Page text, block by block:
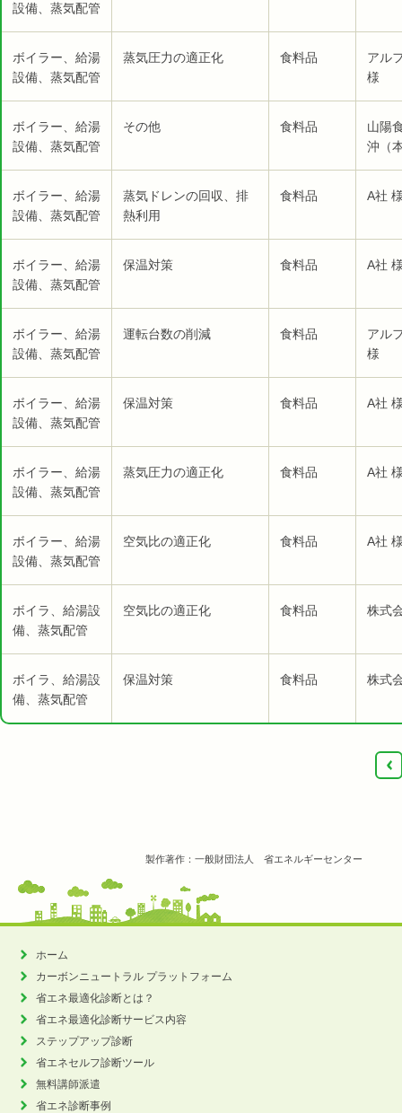
設備、蒸気配管
ボイラー、給湯
設備、蒸気配管
蒸気圧力の適正化 食料品
アル
様
ボイラー、給湯
設備、蒸気配管
その他 食料品
山陽
沖（
ボイラー、給湯
設備、蒸気配管
蒸気ドレンの回収、排
熱利用
食料品 A社
ボイラー、給湯
設備、蒸気配管
保温対策 食料品 A社
ボイラー、給湯
設備、蒸気配管
運転台数の削減 食料品
アル
様
ボイラー、給湯
設備、蒸気配管
保温対策 食料品 A社
ボイラー、給湯
設備、蒸気配管
蒸気圧力の適正化 食料品 A社
ボイラー、給湯
設備、蒸気配管
空気比の適正化 食料品 A社
ボイラ、給湯設
備、蒸気配管
空気比の適正化 食料品 株式
ボイラ、給湯設
備、蒸気配管
保温対策 食料品 株式
‹
製作著作：一般財団法人 省エネルギーセンター
ホーム
カーボンニュートラル プラットフォーム
省エネ最適化診断とは？
省エネ最適化診断サービス内容
ステップアップ診断
省エネセルフ診断ツール
無料講師派遣
省エネ診断事例